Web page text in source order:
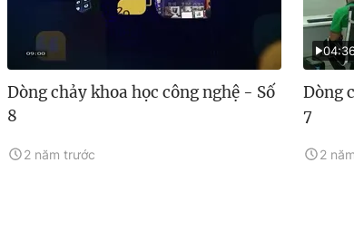
Dòng chảy khoa học công nghệ - Số
8
2 năm trước
Dòng
7
2